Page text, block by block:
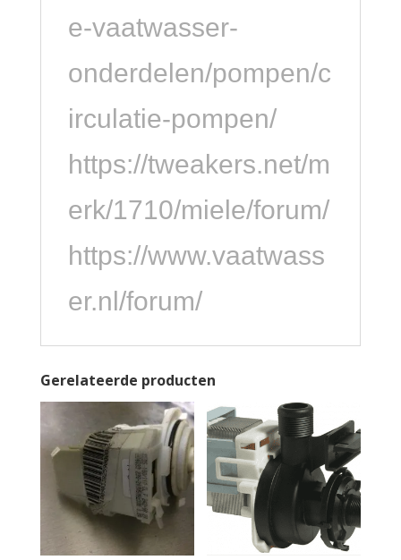
e-vaatwasser-
onderdelen/pompen/c
irculatie-pompen/
https://tweakers.net/m
erk/1710/miele/forum/
https://www.vaatwass
er.nl/forum/
Gerelateerde producten